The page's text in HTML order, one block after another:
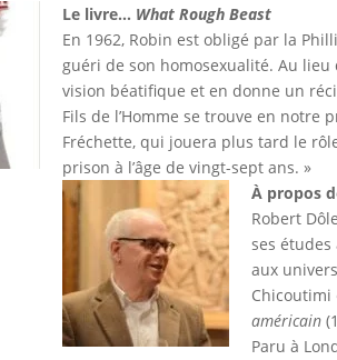
Le livre… What Rough Beast
En 1962, Robin est obligé par la
guéri de son homosexualité. Au
vision béatifique et en donne un
Fils de l’Homme se trouve en notre
Fréchette, qui jouera plus tard le
prison à l’âge de vingt-sept ans. »
À propos
Robert
ses
aux
Chicoutimi
américain
Paru à